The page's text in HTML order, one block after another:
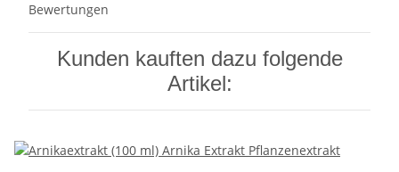
Bewertungen
Kunden kauften dazu folgende
Artikel: